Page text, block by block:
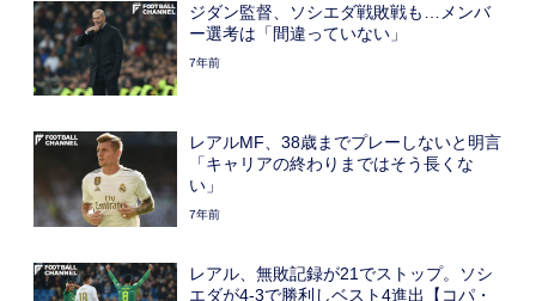
ジダン監督、ソシエダ戦敗戦も…メンバ
ー選考は「間違っていない」
7年前
レアルMF、38歳までプレーしないと明言
「キャリアの終わりまではそう長くな
い」
7年前
レアル、無敗記録が21でストップ。ソシ
エダが4-3で勝利しベスト4進出【コパ・